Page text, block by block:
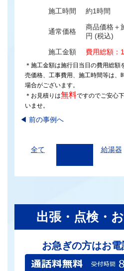
施工時間
約1時間
通常価格
商品価格＋
円 (税込)
施工金額
費用総額：
＊施工金額は施行日当日の費用総額
売価格、工事費用、施工時間等は、
場合がございます。
＊お見積りは無料ですのでご安心
いませ。
◀︎ 前の事例へ
全て 給湯器
出張・点検・
お急ぎの方はお電